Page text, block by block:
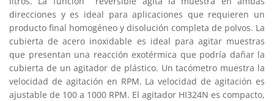
direcciones y es ideal para aplicaciones que requieren un
producto final homogéneo y disolución completa de polvos. La
cubierta de acero inoxidable es ideal para agitar muestras
que presentan una reacción exotérmica que podría dañar la
cubierta de un agitador de plástico. Un tacómetro muestra la
velocidad de agitación en RPM. La velocidad de agitación es
ajustable de 100 a 1000 RPM. El agitador HI324N es compacto,